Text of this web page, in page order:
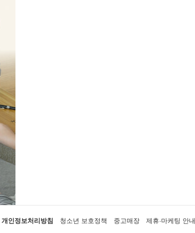
개인정보처리방침 청소년 보호정책 중고매장 제휴·마케팅 안내